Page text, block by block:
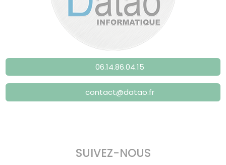
06.14.86.04.15
contact@datao.fr
SUIVEZ-NOUS